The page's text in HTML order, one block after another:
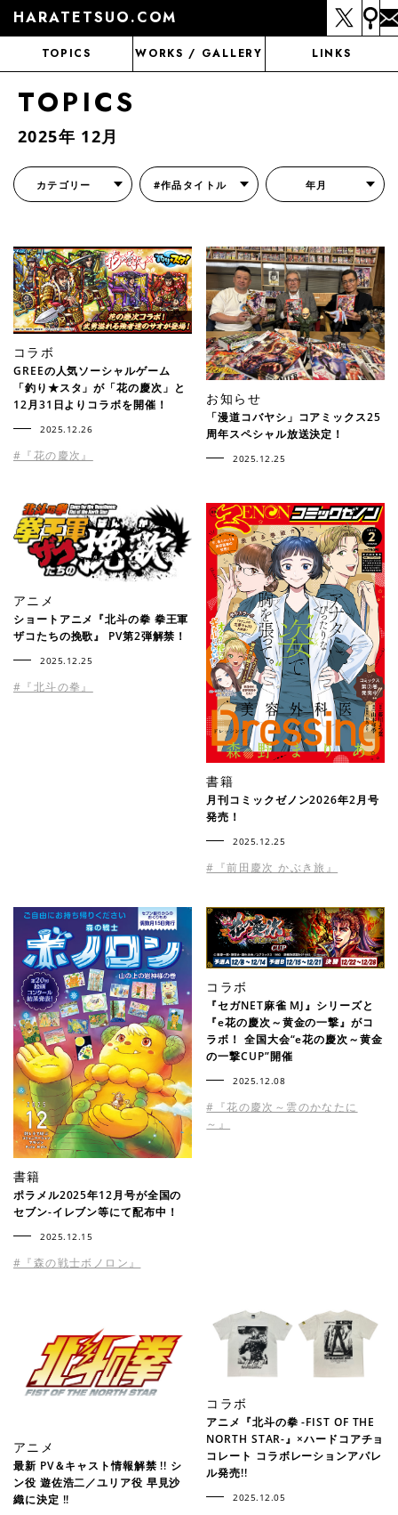
HARATETSUO.COM
TOPICS WORKS / GALLERY LINKS
TOPICS
2025年 12月
カテゴリー #作品タイトル 年月
コラボ
GREEの人気ソーシャルゲーム
「釣り★スタ」が「花の慶次」と
12月31日よりコラボを開催！
2025.12.26
#『花の慶次』
お知らせ
「漫道コバヤシ」コアミックス25
周年スペシャル放送決定！
2025.12.25
アニメ
ショートアニメ『北斗の拳 拳王軍
ザコたちの挽歌』 PV第2弾解禁！
2025.12.25
#『北斗の拳』
書籍
月刊コミックゼノン2026年2月号
発売！
2025.12.25
#『前田慶次 かぶき旅』
書籍
ポラメル2025年12月号が全国の
セブン-イレブン等にて配布中！
2025.12.15
#『森の戦士ボノロン』
コラボ
『セガNET麻雀 MJ』シリーズと
『e花の慶次～黄金の一撃』がコ
ラボ！ 全国大会“e花の慶次～黄金
の一撃CUP”開催
2025.12.08
#『花の慶次～雲のかなたに
～』
アニメ
最新 PV＆キャスト情報解禁 !! シ
ン役 遊佐浩二／ユリア役 早見沙
織に決定 !!
コラボ
アニメ『北斗の拳 -FIST OF THE
NORTH STAR-』×ハードコアチョ
コレート コラボレーションアパレ
ル発売!!
2025.12.05